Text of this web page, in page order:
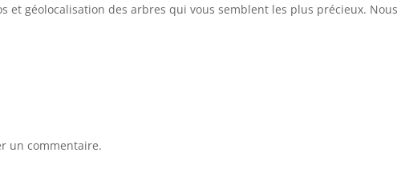
et géolocalisation des arbres qui vous semblent les plus précieux. Nous
un commentaire.